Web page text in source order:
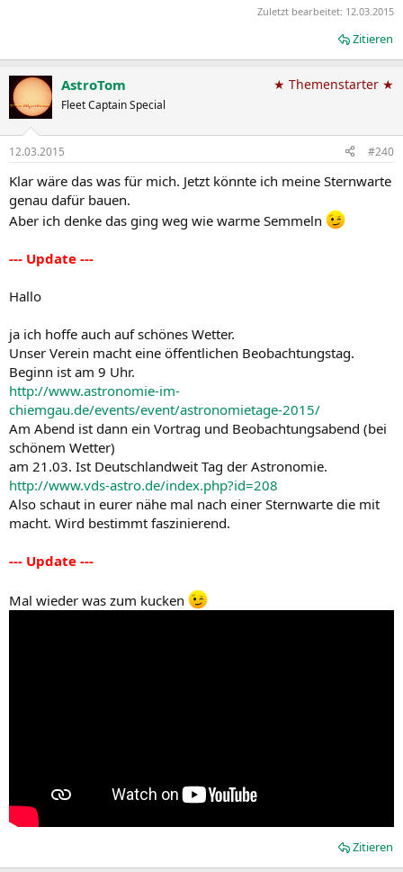
Zuletzt bearbeitet: 12.03.2015
Zitieren
AstroTom
Fleet Captain Special
★ Themenstarter ★
12.03.2015 #240
Klar wäre das was für mich. Jetzt könnte ich meine Sternwarte
genau dafür bauen.
Aber ich denke das ging weg wie warme Semmeln
--- Update ---
Hallo
ja ich hoffe auch auf schönes Wetter.
Unser Verein macht eine öffentlichen Beobachtungstag.
Beginn ist am 9 Uhr.
http://www.astronomie-im-
chiemgau.de/events/event/astronomietage-2015/
Am Abend ist dann ein Vortrag und Beobachtungsabend (bei
schönem Wetter)
am 21.03. Ist Deutschlandweit Tag der Astronomie.
http://www.vds-astro.de/index.php?id=208
Also schaut in eurer nähe mal nach einer Sternwarte die mit
macht. Wird bestimmt faszinierend.
--- Update ---
Mal wieder was zum kucken
Zitieren